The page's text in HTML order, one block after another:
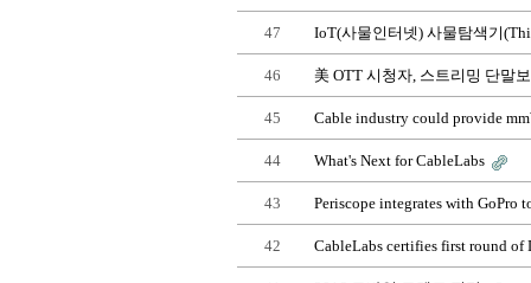
47 IoT(사물인터넷) 사물탐색기
46 美 OTT 시청자, 스트리밍 단말
45 Cable industry could provide
44 What's Next for CableLabs
43 Periscope integrates with
42 CableLabs certifies first round of